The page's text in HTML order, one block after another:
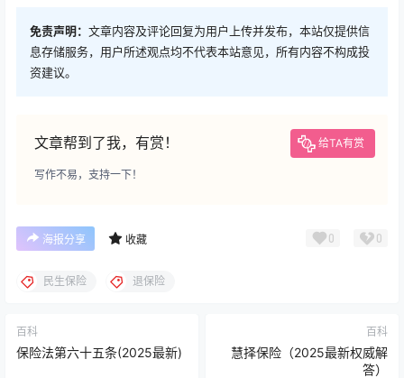
免责声明： 文章内容及评论回复为用户上传并发布，本站仅提供信
息存储服务，用户所述观点均不代表本站意见，所有内容不构成投
资建议。
文章帮到了我，有赏！ 给TA有赏
写作不易，支持一下！
海报分享 收藏 0 0
民生保险 退保险
百科
保险法第六十五条(2025最新)
百科
慧择保险（2025最新权威解
答）